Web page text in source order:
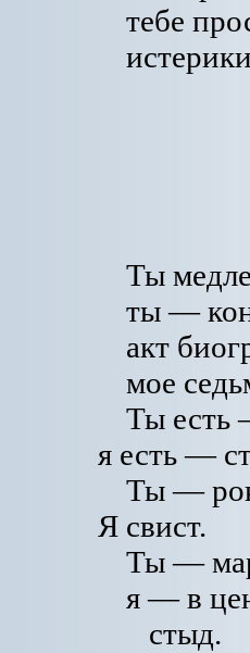
тебе
Ты
ты —
акт
мое
Ты есть
я есть —
Ты —
Я свист.
Ты —
я — в
стыд.